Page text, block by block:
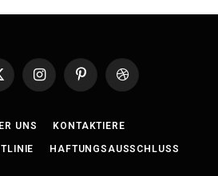
InstagramPinterestDribbble
UNS KONTAKTIERE
HAFTUNGSAUSSCHLUSS